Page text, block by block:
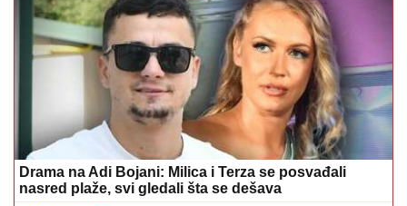
Drama na Adi Bojani: Milica i Terza se posvađali
nasred plaže, svi gledali šta se dešava